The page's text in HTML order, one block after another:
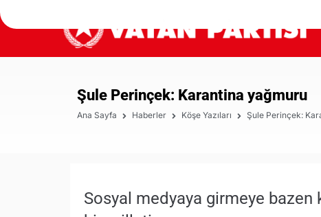
Şule Perinçek: Karantina yağmuru
Ana Sayfa Haberler Köşe Yazıları Şule Perinçek:
Sosyal medyaya girmeye bazen